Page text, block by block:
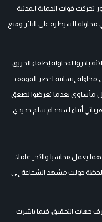
تحركت قوات الحماية المدنية
للسيطرة على النائر ومنع
بادروا لمحاولة إطفاء الحريق
إنسانية لحصر الموقف
مأساوي بعدما تعرضوا لصعق
أثناء استخدام سلم حديدي
يعمل محاسبا والآخر عاملا،
لحظة حولت مشهد الشجاعة إلى
جهات التحقيق، فيما باشرت